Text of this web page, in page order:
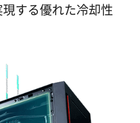
する優れた冷却性